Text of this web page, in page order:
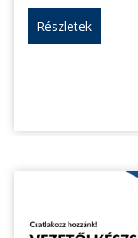
Részletek